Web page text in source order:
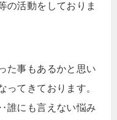
の活動をしておりま
た事もあるかと思い
ってきております。
誰にも言えない悩み